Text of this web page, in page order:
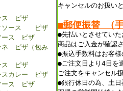
ス ピザ
ソース ピザ
ース ピザ
ネ ピザ（包み
ス ピザ
スカレー ピザ
ース ピザ
キャンセルのお扱い
■郵便振替 （手
●先払いとさせていた
商品はご入金が確認
●振込手数料はお客様
●ご注文日より4日を
ご注文をキャンセル
●銀行休日の為、土日